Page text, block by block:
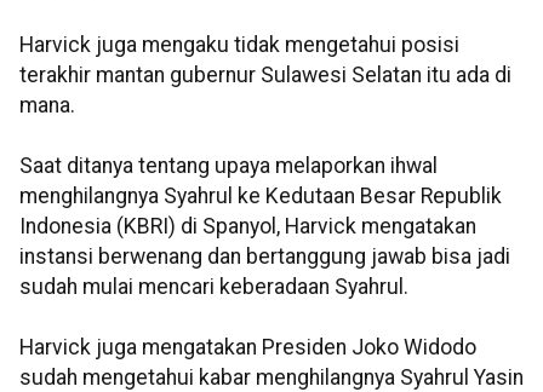
Harvick juga mengaku tidak mengetahui posisi
terakhir mantan gubernur Sulawesi Selatan itu ada di
mana.
Saat ditanya tentang upaya melaporkan ihwal
menghilangnya Syahrul ke Kedutaan Besar Republik
Indonesia (KBRI) di Spanyol, Harvick mengatakan
instansi berwenang dan bertanggung jawab bisa jadi
sudah mulai mencari keberadaan Syahrul.
Harvick juga mengatakan Presiden Joko Widodo
sudah mengetahui kabar menghilangnya Syahrul Yasin